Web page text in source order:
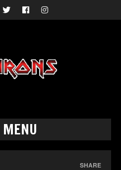
MENU
SHARE